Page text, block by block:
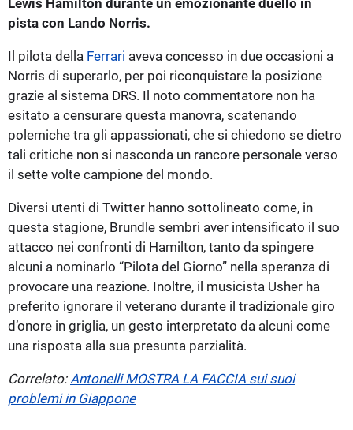
pista con Lando Norris.
Il pilota della Ferrari aveva concesso in due occasioni a
Norris di superarlo, per poi riconquistare la posizione
grazie al sistema DRS. Il noto commentatore non ha
esitato a censurare questa manovra, scatenando
polemiche tra gli appassionati, che si chiedono se dietro
tali critiche non si nasconda un rancore personale verso
il sette volte campione del mondo.
Diversi utenti di Twitter hanno sottolineato come, in
questa stagione, Brundle sembri aver intensificato il suo
attacco nei confronti di Hamilton, tanto da spingere
alcuni a nominarlo “Pilota del Giorno” nella speranza di
provocare una reazione. Inoltre, il musicista Usher ha
preferito ignorare il veterano durante il tradizionale giro
d’onore in griglia, un gesto interpretato da alcuni come
una risposta alla sua presunta parzialità.
Correlato: Antonelli MOSTRA LA FACCIA sui suoi
problemi in Giappone